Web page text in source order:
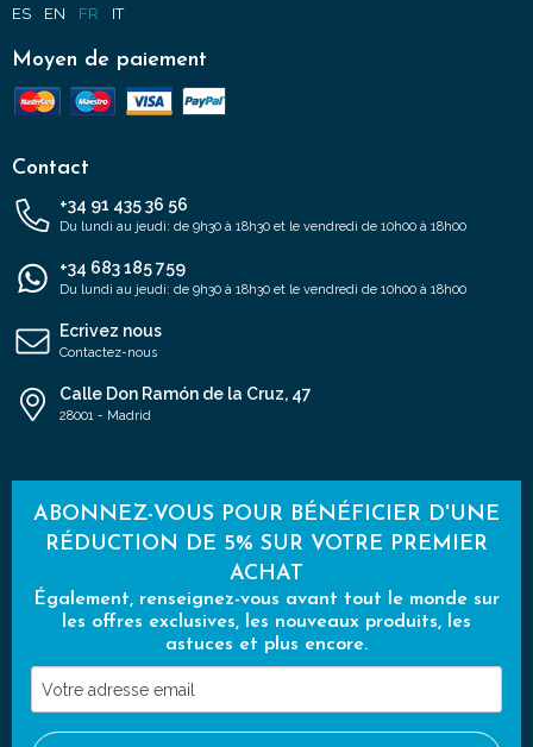
ES EN FR IT
Moyen de paiement
Contact
+34 91 435 36 56
Du lundi au jeudi: de 9h30 à 18h30 et le vendredi de 10h00 à 18h00
+34 683 185 759
Du lundi au jeudi: de 9h30 à 18h30 et le vendredi de 10h00 à 18h00
Ecrivez nous
Contactez-nous
Calle Don Ramón de la Cruz, 47
28001 - Madrid
ABONNEZ-VOUS POUR BÉNÉFICIER D'UNE
RÉDUCTION DE 5% SUR VOTRE PREMIER
ACHAT
Également, renseignez-vous avant tout le monde sur
les offres exclusives, les nouveaux produits, les
astuces et plus encore.
Votre
adresse
email